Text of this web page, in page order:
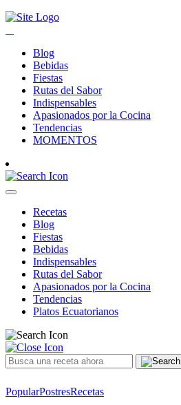
Blog
Bebidas
Fiestas
Rutas del Sabor
Indispensables
Apasionados por la Cocina
Tendencias
MOMENTOS
Recetas
Blog
Fiestas
Bebidas
Indispensables
Rutas del Sabor
Apasionados por la Cocina
Tendencias
Platos Ecuatorianos
PopularPostresRecetas